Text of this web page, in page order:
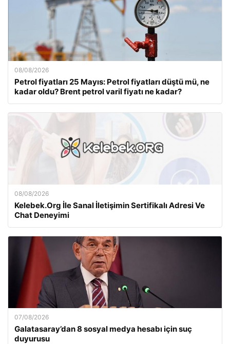
08/08/2026
Petrol fiyatları 25 Mayıs: Petrol fiyatları düştü mü, ne
kadar oldu? Brent petrol varil fiyatı ne kadar?
08/08/2026
Kelebek.Org İle Sanal İletişimin Sertifikalı Adresi Ve
Chat Deneyimi
07/08/2026
Galatasaray’dan 8 sosyal medya hesabı için suç
duyurusu